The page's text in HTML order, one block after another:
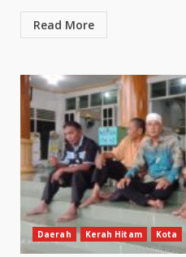
Read More
Daerah Kerah Hitam Kota